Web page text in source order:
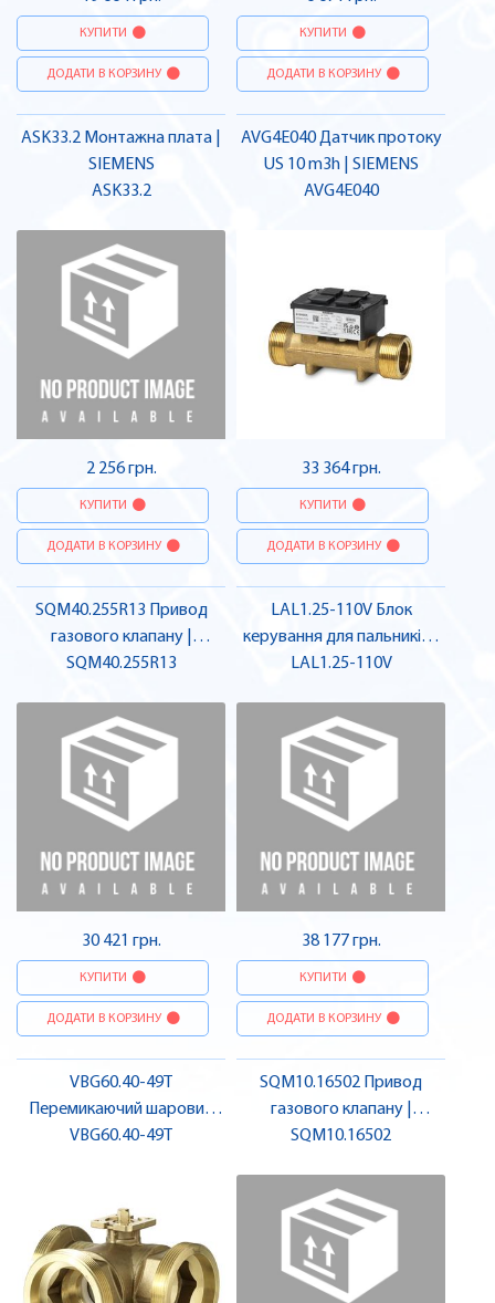
КУПИТИ
ДОДАТИ В КОРЗИНУ
КУПИТИ
ДОДАТИ В КОРЗИНУ
ASK33.2 Монтажна плата |
SIEMENS
ASK33.2
2 256 грн.
КУПИТИ
ДОДАТИ В КОРЗИНУ
AVG4E040 Датчик протоку
US 10 m3h | SIEMENS
AVG4E040
33 364 грн.
КУПИТИ
ДОДАТИ В КОРЗИНУ
SQM40.255R13 Привод
газового клапану |
SIEMENS
SQM40.255R13
30 421 грн.
КУПИТИ
ДОДАТИ В КОРЗИНУ
LAL1.25-110V Блок
керування для пальників |
SIEMENS
LAL1.25-110V
38 177 грн.
КУПИТИ
ДОДАТИ В КОРЗИНУ
VBG60.40-49T
Перемикаючий шаровий
клапан, 3-ход., DN40, kvs 49
VBG60.40-49T
SQM10.16502 Привод
газового клапану |
SIEMENS
SQM10.16502